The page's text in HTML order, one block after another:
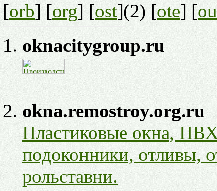
[orb] [org] [ost](2) [ote] [
oknacitygroup.ru
okna.remostroy.org.ru
Пластиковые окна,
подоконники, отливы,
рольставни.